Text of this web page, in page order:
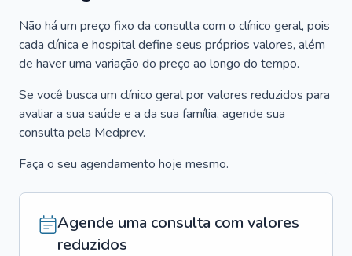
Não há um preço fixo da consulta com o clínico geral, pois
cada clínica e hospital define seus próprios valores, além
de haver uma variação do preço ao longo do tempo.
Se você busca um clínico geral por valores reduzidos para
avaliar a sua saúde e a da sua família, agende sua
consulta pela Medprev.
Faça o seu agendamento hoje mesmo.
Agende uma consulta com valores
reduzidos